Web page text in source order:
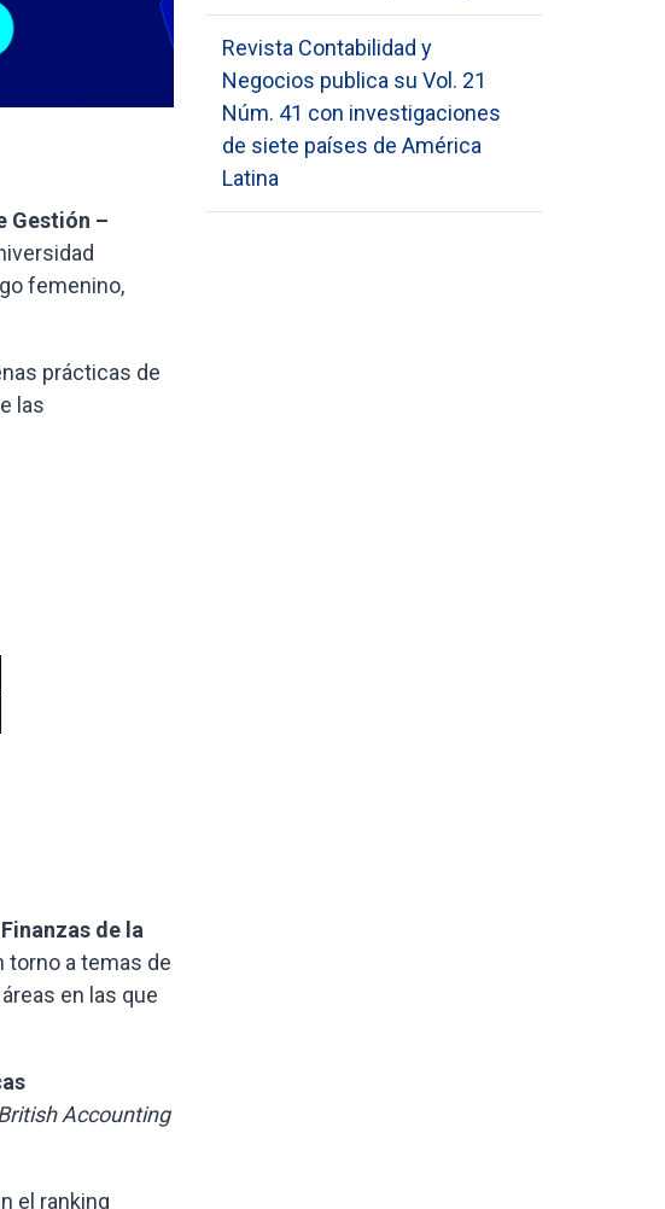
Gestión –
femenino,
prácticas de
las
de la
torno a temas de
en las que
Accounting
el ranking
Revista Contabilidad y
Negocios publica su Vol. 21
Núm. 41 con investigaciones
de siete países de América
Latina